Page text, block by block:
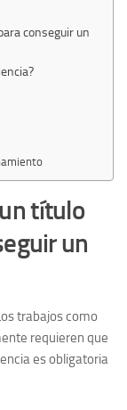
conseguir un
título
un
trabajos como
requieren que
es obligatoria